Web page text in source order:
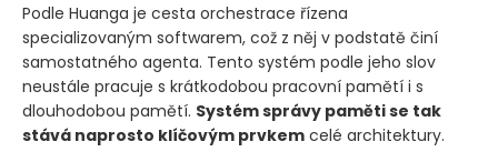
Podle Huanga je cesta orchestrace řízena
specializovaným softwarem, což z něj v podstatě činí
samostatného agenta. Tento systém podle jeho slov
neustále pracuje s krátkodobou pracovní pamětí i s
dlouhodobou pamětí. Systém správy paměti se tak
stává naprosto klíčovým prvkem celé architektury.